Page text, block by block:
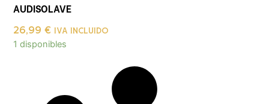
AUDISOLAVE
26,99€ IVA INCLUIDO
1 disponibles